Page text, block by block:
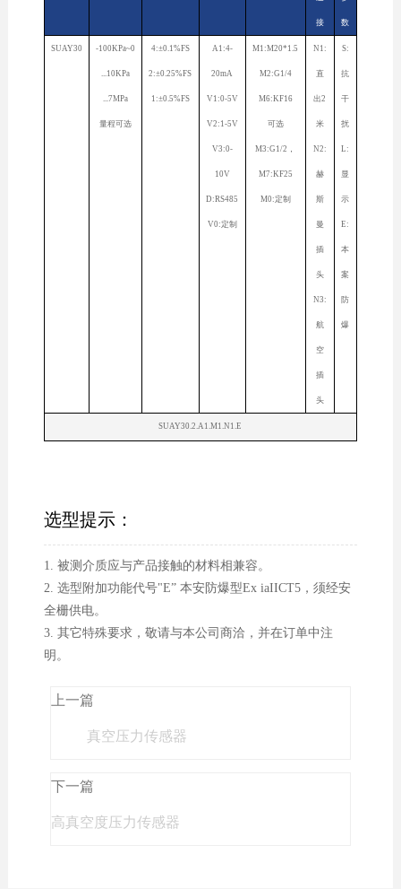
接 数
SUAY30 -100KPa~0
...10KPa
...7MPa
量程可选
4:±0.1%FS
2:±0.25%FS
1:±0.5%FS
A1:4-
20mA
V1:0-5V
V2:1-5V
V3:0-
10V
D:RS485
V0:定制
M1:M20*1.5
M2:G1/4
M6:KF16
可选
M3:G1/2，
M7:KF25
M0:定制
N1:
直
出2
米
N2:
赫
斯
曼
插
头
N3:
航
空
插
头
S:
抗
干
扰
L:
显
示
E:
本
案
防
爆
SUAY30.2.A1.M1.N1.E
选型提示：
1. 被测介质应与产品接触的材料相兼容。
2. 选型附加功能代号"E” 本安防爆型Ex iaIICT5，须经安
全栅供电。
3. 其它特殊要求，敬请与本公司商洽，并在订单中注
明。
上一篇
真空压力传感器
下一篇
高真空度压力传感器